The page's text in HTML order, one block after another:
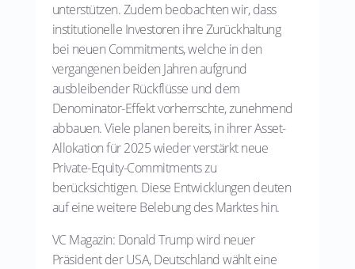
unterstützen. Zudem beobachten wir, dass
institutionelle Investoren ihre Zurückhaltung
bei neuen Commitments, welche in den
vergangenen beiden Jahren aufgrund
ausbleibender Rückflüsse und dem
Denominator-Effekt vorherrschte, zunehmend
abbauen. Viele planen bereits, in ihrer Asset-
Allokation für 2025 wieder verstärkt neue
Private-Equity-Commitments zu
berücksichtigen. Diese Entwicklungen deuten
auf eine weitere Belebung des Marktes hin.
VC Magazin: Donald Trump wird neuer
Präsident der USA, Deutschland wählt eine